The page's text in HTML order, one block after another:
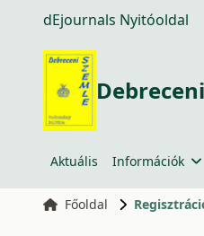
dEjournals Nyitóoldal
Aktuális Információk
Főoldal